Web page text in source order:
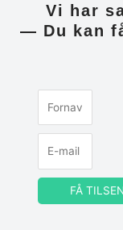
Vi har
— Du kan
FÅ